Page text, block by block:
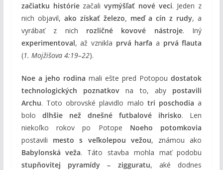
začiatku históriezačalivymýšľať nové veci. Jeden z
nich objavil, ako získať železo, meď a cín z rudy, a
vyrábať z nich rozličné kovové nástroje. Iný
experimentoval, až vznikla prvá harfa a prvá flauta
(1. Mojžišova 4:19–22).
Noe a jeho rodina mali ešte pred Potopoudostatok
technologických poznatkov na to, aby postavili
Archu. Toto obrovské plavidlo malo tri poschodia a
bolo dlhšie než dnešné futbalové ihrisko. Len
niekoľko rokov po Potope Noeho potomkovia
postavili mesto s veľkolepou vežou, známou ako
Babylonská veža. Táto stavba mohla mať podobu
stupňovitej pyramídy – zigguratu, aké dodnes